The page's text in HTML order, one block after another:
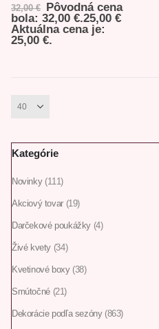
32,00€
Pôvodná cena
bola: 32,00 €.25,00 €
Aktuálna cena je:
25,00 €.
Kategórie
Novinky (111)
Akciový tovar (19)
Darčekové poukážky (4)
Živé kvety (34)
Kvetinové boxy (38)
Smútočné (21)
Dekorácie podľa sezóny (863)